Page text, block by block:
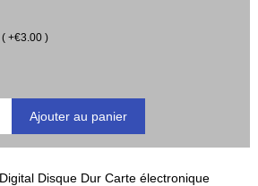
+€3.00 )
Disque Dur Carte électronique